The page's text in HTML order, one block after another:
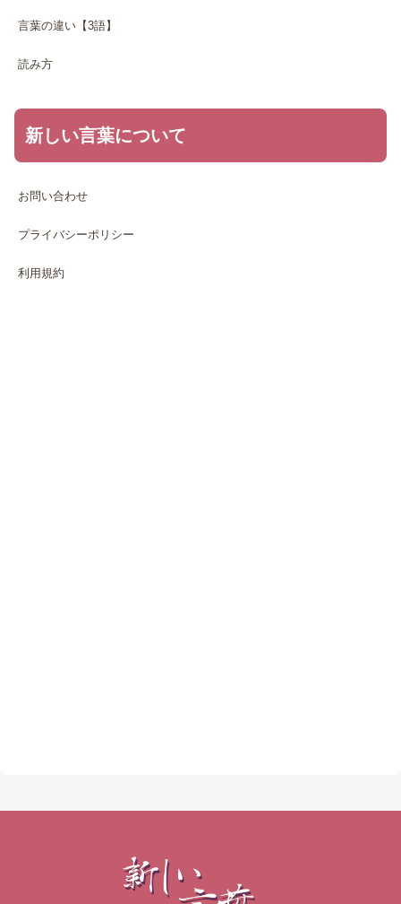
言葉の違い【3語】
読み方
新しい言葉について
お問い合わせ
プライバシーポリシー
利用規約